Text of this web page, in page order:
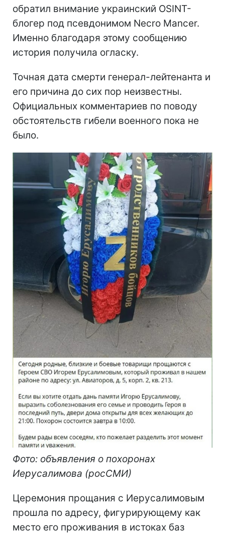
обратил внимание украинский OSINT-
блогер под псевдонимом Necro Mancer.
Именно благодаря этому сообщению
история получила огласку.
Точная дата смерти генерал-лейтенанта и
его причина до сих пор неизвестны.
Официальных комментариев по поводу
обстоятельств гибели военного пока не
было.
Фото: объявления о похоронах
Иерусалимова (росСМИ)
Церемония прощания с Иерусалимовым
прошла по адресу, фигурирующему как
место его проживания в истоках баз